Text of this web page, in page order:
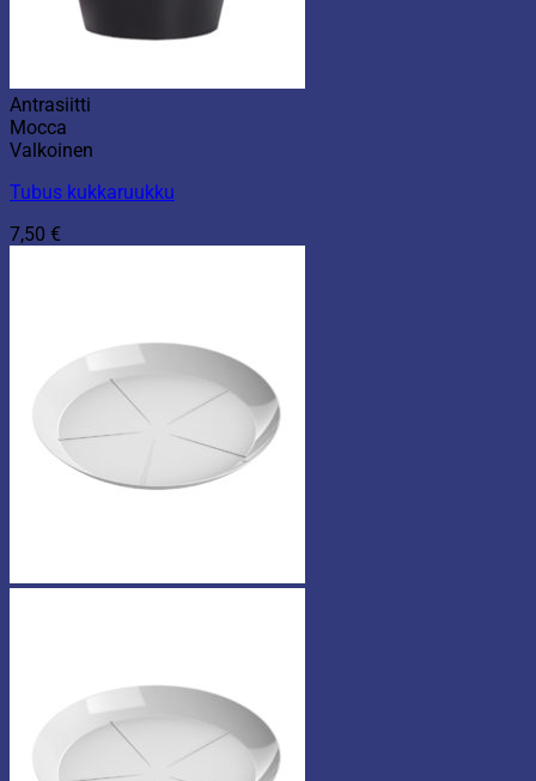
Antrasiitti
Mocca
Valkoinen
Tubus kukkaruukku
7,50 €